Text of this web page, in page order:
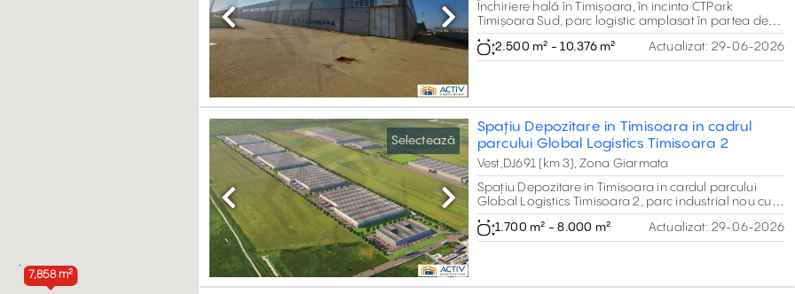
7,858 m²
Previous Next
Închiriere hală în Timișoara, în incinta CTPark
Timișoara Sud, parc logistic amplasat în partea de
sud a orașului Timișoara, la km 8 al drumului
național DN59 (Calea Șagului), în zona Chișoda
2.500 m² - 10.376 m² Actualizat: 29-06-2026
Selectează
Previous Next
Spațiu Depozitare in Timisoara in cadrul
parcului Global Logistics Timisoara 2
Vest,DJ691 (km 3), Zona Giarmata
Spațiu Depozitare in Timisoara in cardul parcului
Global Logistics Timisoara 2, parc industrial nou cu
spatii depozitare si spatii productie in nord-estul
Timisoarei, intre soseaua de centura si Autostrada
A1.
1.700 m² - 8.000 m² Actualizat: 29-06-2026